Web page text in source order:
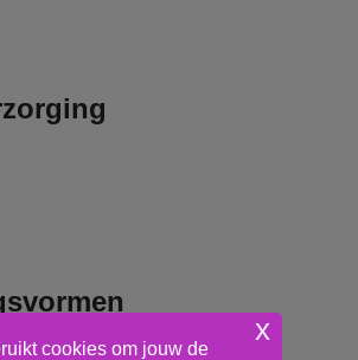
cookies om jouw de
x